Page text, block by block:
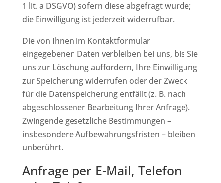
1 lit. a DSGVO) sofern diese abgefragt wurde;
die Einwilligung ist jederzeit widerrufbar.
Die von Ihnen im Kontaktformular
eingegebenen Daten verbleiben bei uns, bis Sie
uns zur Löschung auffordern, Ihre Einwilligung
zur Speicherung widerrufen oder der Zweck
für die Datenspeicherung entfällt (z. B. nach
abgeschlossener Bearbeitung Ihrer Anfrage).
Zwingende gesetzliche Bestimmungen –
insbesondere Aufbewahrungsfristen – bleiben
unberührt.
Anfrage per E-Mail, Telefon